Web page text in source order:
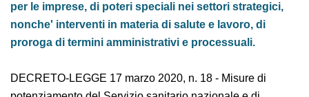
DECRETO-LEGGE 8 aprile 2020, n. 23 - Misure urgenti
in materia di accesso al credito e di adempimenti
strategici, nonche' interventi in materia di salute e
lavoro, di proroga di termini amministrativi e